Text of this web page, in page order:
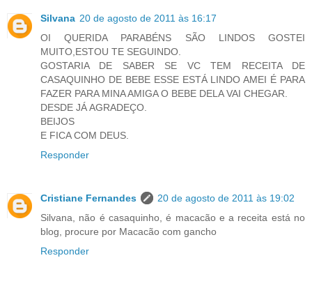
Silvana 20 de agosto de 2011 às 16:17
OI QUERIDA PARABÉNS SÃO LINDOS GOSTEI
MUITO,ESTOU TE SEGUINDO.
GOSTARIA DE SABER SE VC TEM RECEITA DE
CASAQUINHO DE BEBE ESSE ESTÁ LINDO AMEI É PARA
FAZER PARA MINA AMIGA O BEBE DELA VAI CHEGAR.
DESDE JÁ AGRADEÇO.
BEIJOS
E FICA COM DEUS.
Responder
Cristiane Fernandes
20 de agosto de 2011 às 19:02
Silvana, não é casaquinho, é macacão e a receita está no
blog, procure por Macacão com gancho
Responder